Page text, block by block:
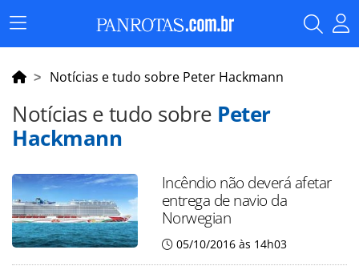
Menu
Principal
Notícias e tudo sobre Peter Hackmann
Notícias e tudo sobre Peter
Hackmann
Incêndio não deverá afetar
entrega de navio da
Norwegian
05/10/2016 às 14h03